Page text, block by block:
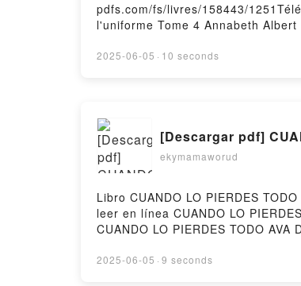
pdfs.com/fs/livres/158443/
l'uniforme Tome 4 Annabeth
Kindle, Tomber l'uniforme Tome 4
2025-06-05 · 10 seconds
[Descargar pdf]
ekymamaworud
Libro CUANDO LO PIERDES
leer en línea CUANDO LO
CUANDO LO PIERDES TODO
TODO AVA DELLAIRA Epub VK,
2025-06-05 · 9 seconds